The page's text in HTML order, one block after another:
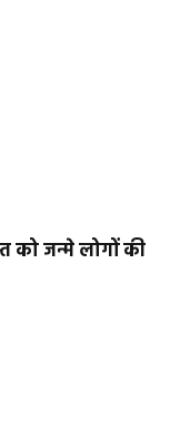
को जन्मे लोगों की